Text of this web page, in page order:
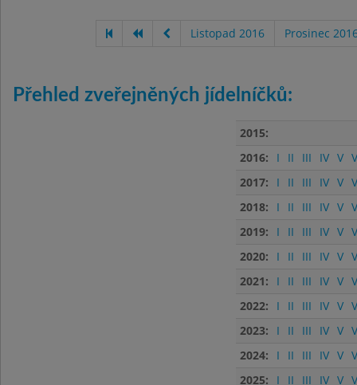
Listopad 2016 Prosinec
Přehled zveřejněných jídelníčků:
2015:
2016:
I II III IV V
2017:
I II III IV V
2018:
I II III IV V
2019:
I II III IV V
2020:
I II III IV V
2021:
I II III IV V
2022:
I II III IV V
2023:
I II III IV V
2024:
I II III IV V
2025:
I II III IV V